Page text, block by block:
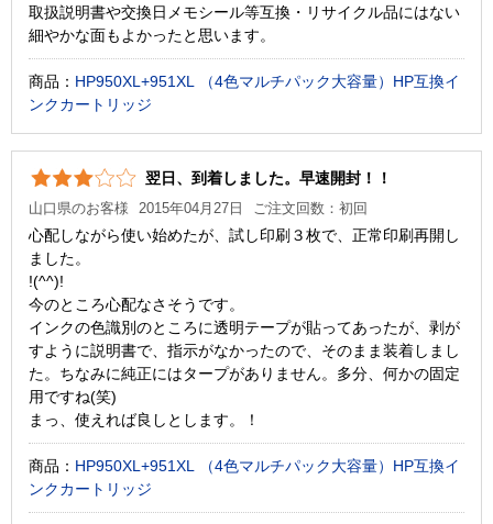
取扱説明書や交換日メモシール等互換・リサイクル品にはない
細やかな面もよかったと思います。
商品： HP950XL+951XL （4色マルチパック大容量）HP互換イ
ンクカートリッジ
翌日、到着しました。早速開封！！
山口県のお客様 2015年04月27日 ご注文回数：初回
心配しながら使い始めたが、試し印刷３枚で、正常印刷再開し
ました。
!(^^)!
今のところ心配なさそうです。
インクの色識別のところに透明テープが貼ってあったが、剥が
すように説明書で、指示がなかったので、そのまま装着しまし
た。ちなみに純正にはタープがありません。多分、何かの固定
用ですね(笑)
まっ、使えれば良しとします。！
商品： HP950XL+951XL （4色マルチパック大容量）HP互換イ
ンクカートリッジ